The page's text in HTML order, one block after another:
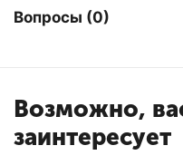
Вопросы (0)
Возможно,
заинтересует